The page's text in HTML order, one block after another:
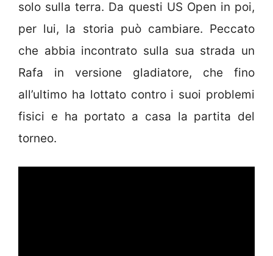
solo sulla terra. Da questi US Open in poi,
per lui, la storia può cambiare. Peccato
che abbia incontrato sulla sua strada un
Rafa in versione gladiatore, che fino
all’ultimo ha lottato contro i suoi problemi
fisici e ha portato a casa la partita del
torneo.